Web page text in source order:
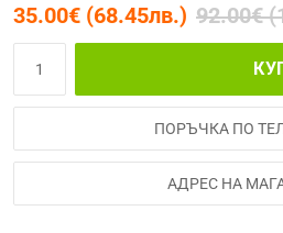
35.00€ (68.45лв.) 92.00€
ПОРЪЧКА ПО
АДРЕС НА